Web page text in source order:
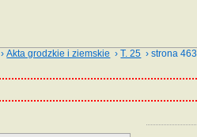
›Akta grodzkie i ziemskie ›T. 25 › strona 463